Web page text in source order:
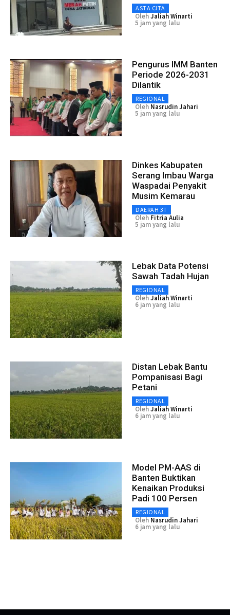
ASTA CITA
OlehJaliah Winarti
5 jam yang lalu
Pengurus IMM Banten
Periode 2026-2031
Dilantik
REGIONAL
Oleh Nasrudin Jahari
5 jam yang lalu
Dinkes Kabupaten
Serang Imbau Warga
Waspadai Penyakit
Musim Kemarau
DAERAH 3T
Oleh Fitria Aulia
5 jam yang lalu
Lebak Data Potensi
Sawah Tadah Hujan
REGIONAL
OlehJaliah Winarti
6 jam yang lalu
Distan Lebak Bantu
Pompanisasi Bagi
Petani
REGIONAL
OlehJaliah Winarti
6 jam yang lalu
Model PM-AAS di
Banten Buktikan
Kenaikan Produksi
Padi 100 Persen
REGIONAL
Oleh Nasrudin Jahari
6 jam yang lalu